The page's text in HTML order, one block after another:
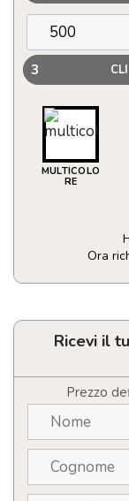
3
MULTICOLO
RE
Ora
Elegante
webcam
logo
quantità
Ricevi il
Prezzo